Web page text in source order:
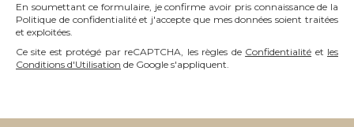
En soumettant ce formulaire, je confirme avoir pris connaissance de la
Politique de confidentialité et j'accepte que mes données soient traitées
et exploitées.
Ce site est protégé par reCAPTCHA, les règles de Confidentialité et les
Conditions d'Utilisation de Google s'appliquent.